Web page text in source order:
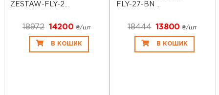
ZESTAW-FLY-2...
18972 14200 ₴/шт
В КОШИК
FLY-27-BN ...
18444 13800₴/шт
В КОШИК